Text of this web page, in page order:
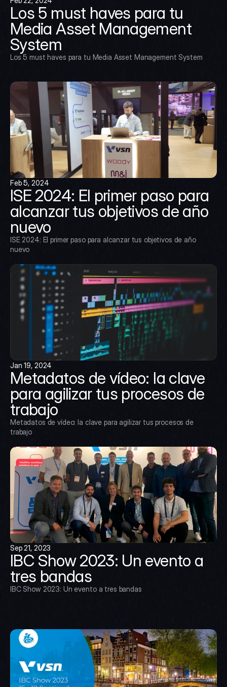
Los 5 must haves para tu
Media Asset Management
System
Los 5 must haves para tu Media Asset Management System
Feb 5, 2024
ISE 2024: El primer paso para
alcanzar tus objetivos de año
nuevo
ISE 2024: El primer paso para alcanzar tus objetivos de año
nuevo
Jan 19, 2024
Metadatos de vídeo: la clave
para agilizar tus procesos de
trabajo
Metadatos de vídeo: la clave para agilizar tus procesos de
trabajo
Sep 21, 2023
IBC Show 2023: Un evento a
tres bandas
IBC Show 2023: Un evento a tres bandas